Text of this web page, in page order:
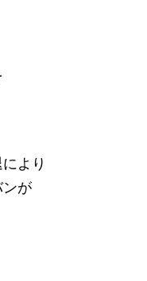
より
ンが